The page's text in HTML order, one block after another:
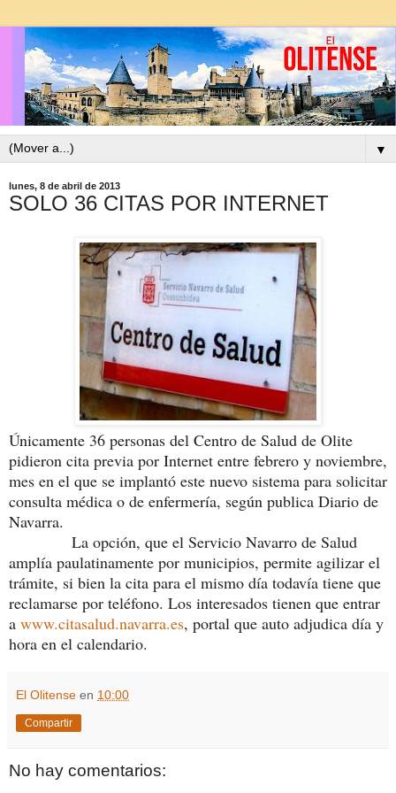
▼
lunes, 8 de abril de 2013
SOLO 36 CITAS POR INTERNET
Únicamente 36 personas del Centro de Salud de Olite
pidieron cita previa por Internet entre febrero y noviembre,
mes en el que se implantó este nuevo sistema para solicitar
consulta médica o de enfermería, según publica Diario de
Navarra.
La opción, que el Servicio Navarro de Salud
amplía paulatinamente por municipios, permite agilizar el
trámite, si bien la cita para el mismo día todavía tiene que
reclamarse por teléfono. Los interesados tienen que entrar
a www.citasalud.navarra.es, portal que auto adjudica día y
hora en el calendario.
El Olitense en 10:00
Compartir
No hay comentarios: